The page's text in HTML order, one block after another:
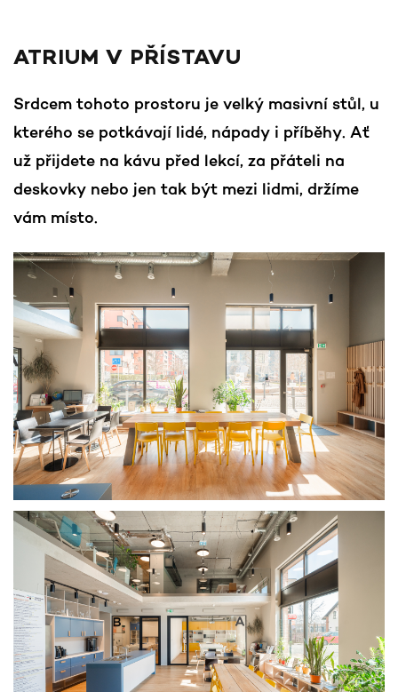
ATRIUM V PŘÍSTAVU
Srdcem tohoto prostoru je velký masivní stůl, u
kterého se potkávají lidé, nápady i příběhy. Ať
už přijdete na kávu před lekcí, za přáteli na
deskovky nebo jen tak být mezi lidmi, držíme
vám místo.